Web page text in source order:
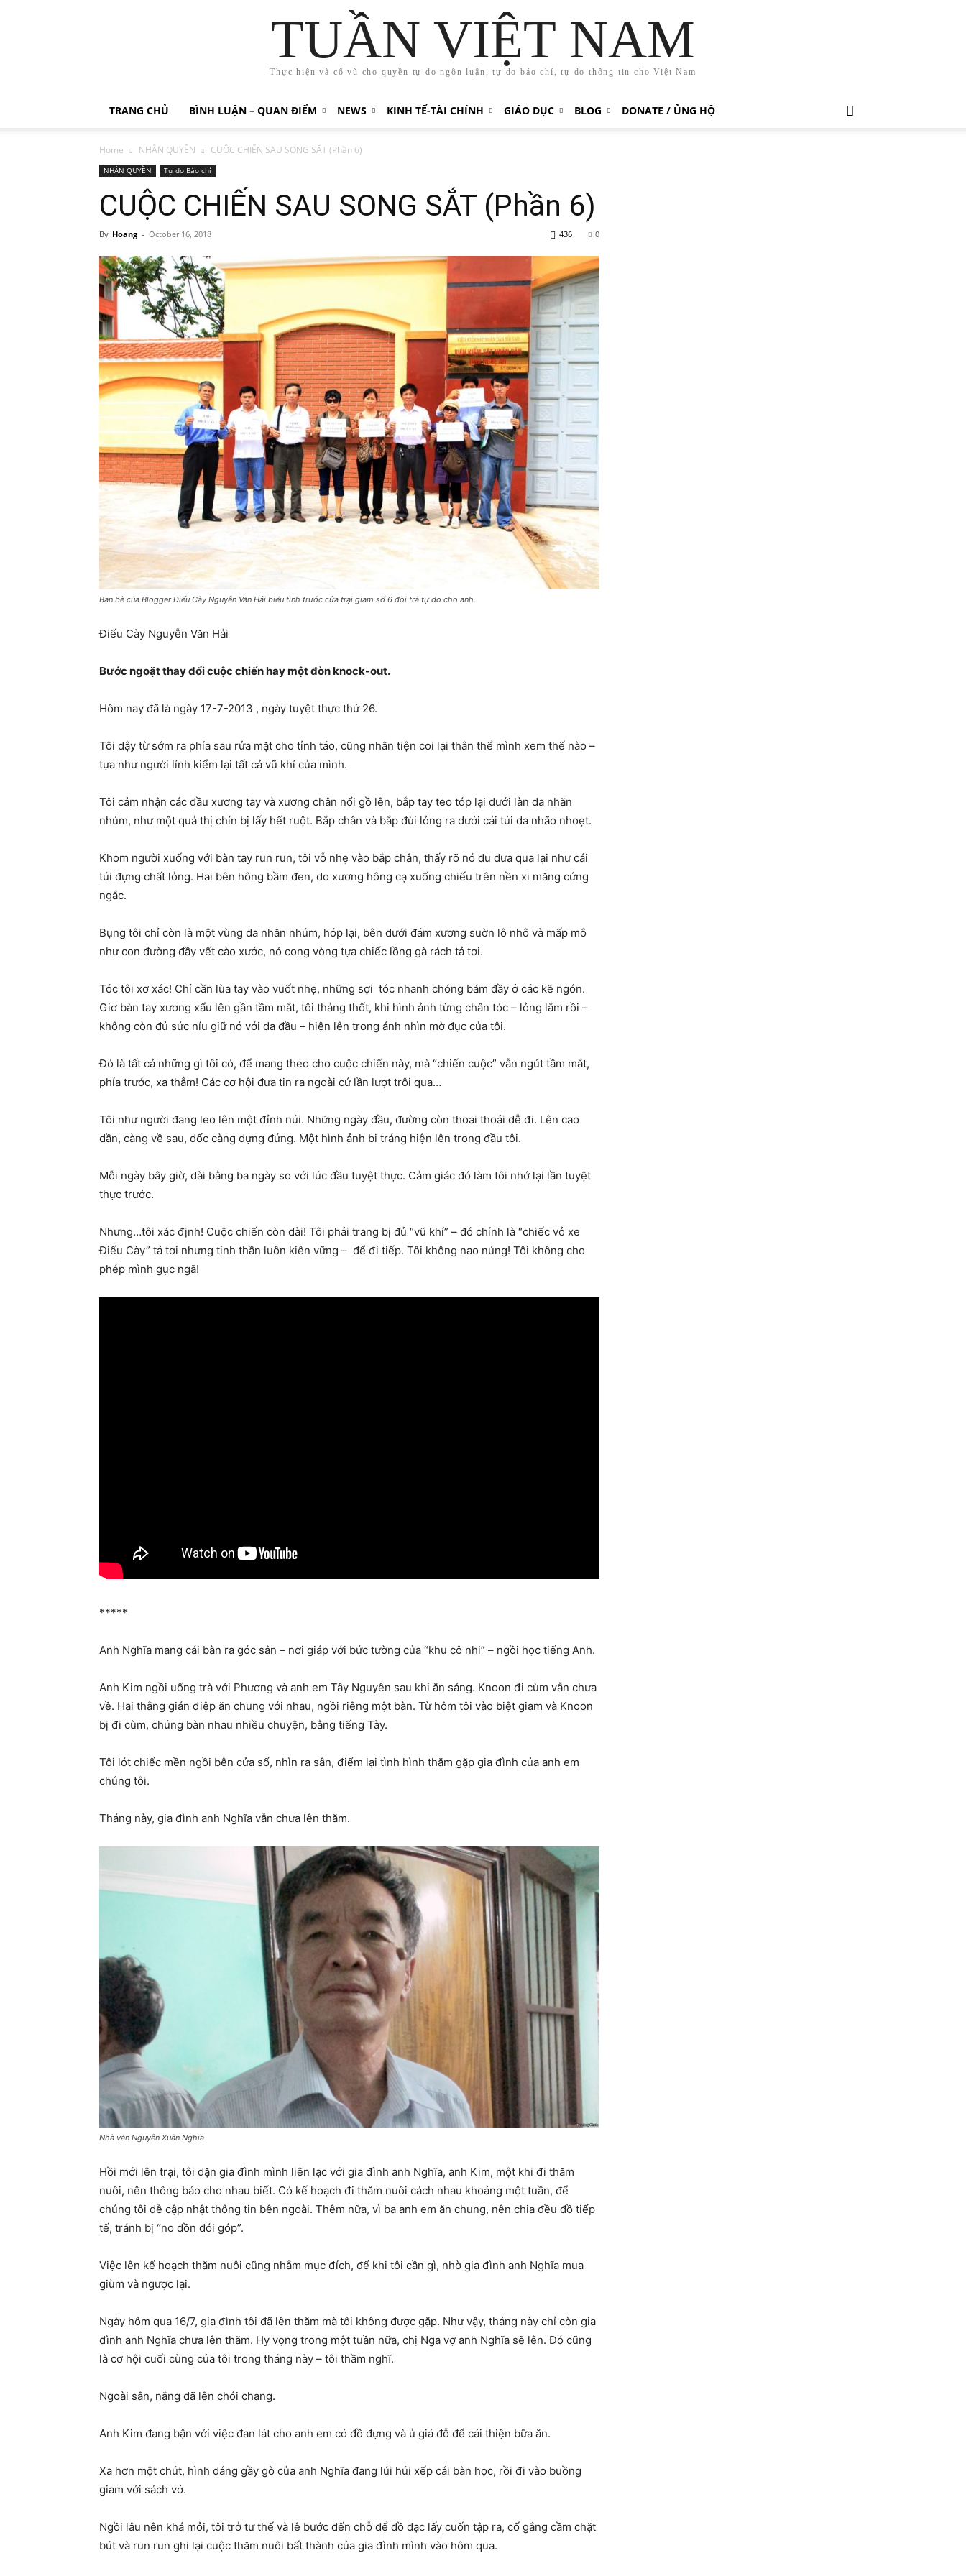
TUẦN VIỆT NAM
Thực hiện và cổ vũ cho quyền tự do ngôn luận, tự do báo chí, tự do thông tin cho Việt Nam
TRANG CHỦ BÌNH LUẬN – QUAN ĐIỂM NEWS KINH TẾ-TÀI CHÍNH GIÁO DỤC BLOG DONATE / ỦNG HỘ
Home NHÂN QUYỀN CUỘC CHIẾN SAU SONG SẮT (Phần 6)
NHÂN QUYỀN Tự do Báo chí
CUỘC CHIẾN SAU SONG SẮT (Phần 6)
By Hoang - October 16, 2018 0
436
Bạn bè của Blogger Điếu Cày Nguyễn Văn Hải biểu tình trước cửa trại giam số 6 đòi trả tự do cho anh.
Điếu Cày Nguyễn Văn Hải
Bước ngoặt thay đổi cuộc chiến hay một đòn knock-out.
Hôm nay đã là ngày 17-7-2013 , ngày tuyệt thực thứ 26.
Tôi dậy từ sớm ra phía sau rửa mặt cho tỉnh táo, cũng nhân tiện coi lại thân thể mình xem thế nào –
tựa như người lính kiểm lại tất cả vũ khí của mình.
Tôi cảm nhận các đầu xương tay và xương chân nổi gồ lên, bắp tay teo tóp lại dưới làn da nhăn
nhúm, như một quả thị chín bị lấy hết ruột. Bắp chân và bắp đùi lỏng ra dưới cái túi da nhão nhoẹt.
Khom người xuống với bàn tay run run, tôi vỗ nhẹ vào bắp chân, thấy rõ nó đu đưa qua lại như cái
túi đựng chất lỏng. Hai bên hông bầm đen, do xương hông cạ xuống chiếu trên nền xi măng cứng
ngắc.
Bụng tôi chỉ còn là một vùng da nhăn nhúm, hóp lại, bên dưới đám xương suờn lô nhô và mấp mô
như con đường đầy vết cào xước, nó cong vòng tựa chiếc lồng gà rách tả tơi.
Tóc tôi xơ xác! Chỉ cần lùa tay vào vuốt nhẹ, những sợi tóc nhanh chóng bám đầy ở các kẽ ngón.
Giơ bàn tay xương xẩu lên gần tầm mắt, tôi thảng thốt, khi hình ảnh từng chân tóc – lỏng lắm rồi –
không còn đủ sức níu giữ nó với da đầu – hiện lên trong ánh nhìn mờ đục của tôi.
Đó là tất cả những gì tôi có, để mang theo cho cuộc chiến này, mà “chiến cuộc” vẫn ngút tầm mắt,
phía trước, xa thẳm! Các cơ hội đưa tin ra ngoài cứ lần lượt trôi qua…
Tôi như người đang leo lên một đỉnh núi. Những ngày đầu, đường còn thoai thoải dễ đi. Lên cao
dần, càng về sau, dốc càng dựng đứng. Một hình ảnh bi tráng hiện lên trong đầu tôi.
Mỗi ngày bây giờ, dài bằng ba ngày so với lúc đầu tuyệt thực. Cảm giác đó làm tôi nhớ lại lần tuyệt
thực trước.
Nhưng…tôi xác định! Cuộc chiến còn dài! Tôi phải trang bị đủ “vũ khí” – đó chính là “chiếc vỏ xe
Điếu Cày” tả tơi nhưng tinh thần luôn kiên vững – để đi tiếp. Tôi không nao núng! Tôi không cho
phép mình gục ngã!
*****
Anh Nghĩa mang cái bàn ra góc sân – nơi giáp với bức tường của “khu cô nhi” – ngồi học tiếng Anh.
Anh Kim ngồi uống trà với Phương và anh em Tây Nguyên sau khi ăn sáng. Knoon đi cùm vẫn chưa
về. Hai thằng gián điệp ăn chung với nhau, ngồi riêng một bàn. Từ hôm tôi vào biệt giam và Knoon
bị đi cùm, chúng bàn nhau nhiều chuyện, bằng tiếng Tày.
Tôi lót chiếc mền ngồi bên cửa sổ, nhìn ra sân, điểm lại tình hình thăm gặp gia đình của anh em
chúng tôi.
Tháng này, gia đình anh Nghĩa vẫn chưa lên thăm.
Nhà văn Nguyễn Xuân Nghĩa
Hồi mới lên trại, tôi dặn gia đình mình liên lạc với gia đình anh Nghĩa, anh Kim, một khi đi thăm
nuôi, nên thông báo cho nhau biết. Có kế hoạch đi thăm nuôi cách nhau khoảng một tuần, để
chúng tôi dễ cập nhật thông tin bên ngoài. Thêm nữa, vì ba anh em ăn chung, nên chia đều đồ tiếp
tế, tránh bị “no dồn đói góp”.
Việc lên kế hoạch thăm nuôi cũng nhằm mục đích, để khi tôi cần gì, nhờ gia đình anh Nghĩa mua
giùm và ngược lại.
Ngày hôm qua 16/7, gia đình tôi đã lên thăm mà tôi không được gặp. Như vậy, tháng này chỉ còn gia
đình anh Nghĩa chưa lên thăm. Hy vọng trong một tuần nữa, chị Nga vợ anh Nghĩa sẽ lên. Đó cũng
là cơ hội cuối cùng của tôi trong tháng này – tôi thầm nghĩ.
Ngoài sân, nắng đã lên chói chang.
Anh Kim đang bận với việc đan lát cho anh em có đồ đựng và ủ giá đỗ để cải thiện bữa ăn.
Xa hơn một chút, hình dáng gầy gò của anh Nghĩa đang lúi húi xếp cái bàn học, rồi đi vào buồng
giam với sách vở.
Ngồi lâu nên khá mỏi, tôi trở tư thế và lê bước đến chỗ để đồ đạc lấy cuốn tập ra, cố gắng cầm chặt
bút và run run ghi lại cuộc thăm nuôi bất thành của gia đình mình vào hôm qua.